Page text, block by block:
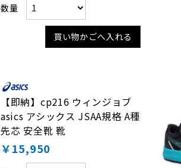
数量
買い物かごへ入れる
【即納】cp216 ウィンジョブ
asics アシックス JSAA規格 A種
先芯 安全靴 靴
￥15,950